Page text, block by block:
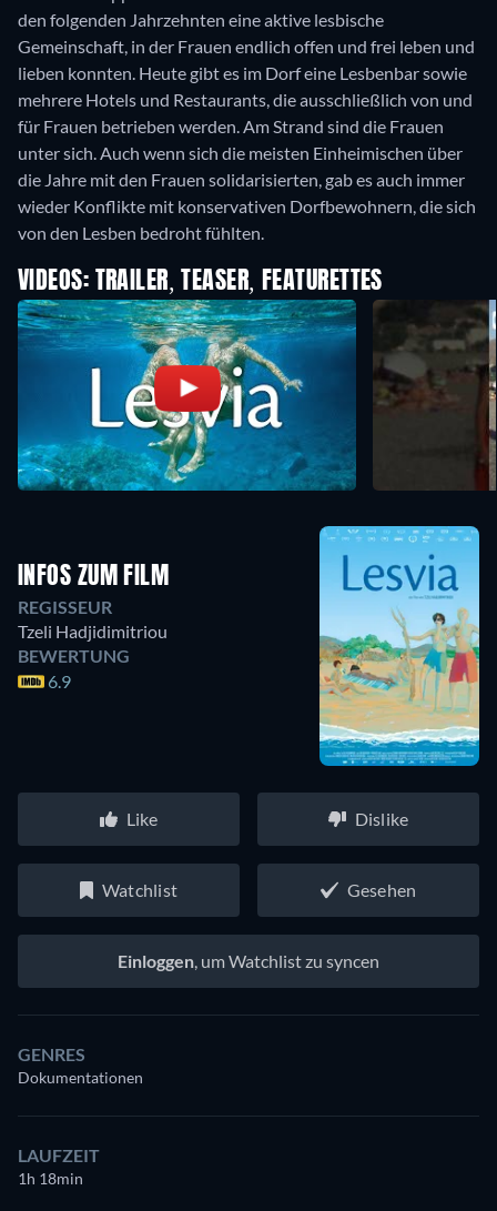
den folgenden Jahrzehnten eine aktive lesbische
Gemeinschaft, in der Frauen endlich offen und frei leben und
lieben konnten. Heute gibt es im Dorf eine Lesbenbar sowie
mehrere Hotels und Restaurants, die ausschließlich von und
für Frauen betrieben werden. Am Strand sind die Frauen
unter sich. Auch wenn sich die meisten Einheimischen über
die Jahre mit den Frauen solidarisierten, gab es auch immer
wieder Konflikte mit konservativen Dorfbewohnern, die sich
von den Lesben bedroht fühlten.
VIDEOS: TRAILER, TEASER, FEATURETTES
INFOS ZUM FILM
REGISSEUR
Tzeli Hadjidimitriou
BEWERTUNG
6.9
Like Dislike
Watchlist Gesehen
Einloggen, um Watchlist zu syncen
GENRES
Dokumentationen
LAUFZEIT
1h 18min